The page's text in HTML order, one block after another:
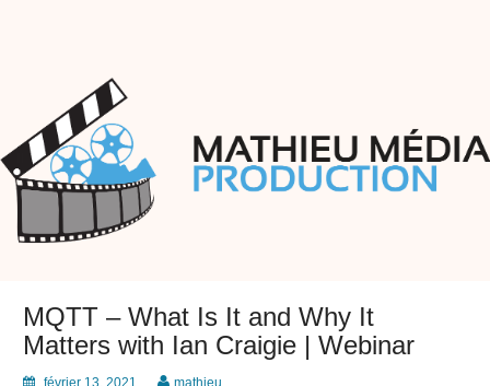
Mathieu Média Production
Transferts et Montage Vidéo
MQTT – What Is It and Why It
Matters with Ian Craigie | Webinar
février 13, 2021 mathieu